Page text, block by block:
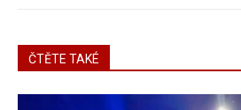
ČTĚTE TAKÉ